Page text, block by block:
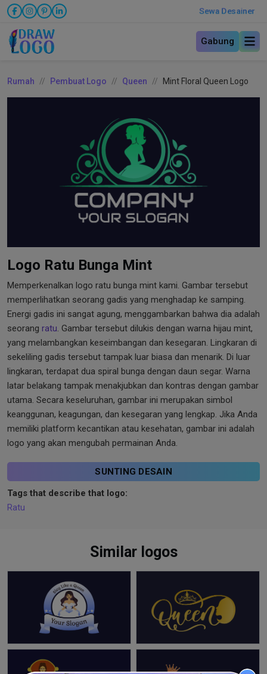
Sewa Desainer
Gabung
Rumah Pembuat Logo Queen Mint Floral Queen Logo
Logo Ratu Bunga Mint
Memperkenalkan logo ratu bunga mint kami. Gambar tersebut
memperlihatkan seorang gadis yang menghadap ke samping.
Energi gadis ini sangat agung, menggambarkan bahwa dia adalah
seorang ratu . Gambar tersebut dilukis dengan warna hijau mint,
yang melambangkan keseimbangan dan kesegaran. Lingkaran di
sekeliling gadis tersebut tampak luar biasa dan menarik. Di luar
lingkaran, terdapat dua spiral bunga dengan daun segar. Warna
latar belakang tampak menakjubkan dan kontras dengan gambar
utama. Secara keseluruhan, gambar ini merupakan simbol
keanggunan, keagungan, dan kesegaran yang lengkap. Jika Anda
memiliki platform kecantikan atau kesehatan, gambar ini adalah
logo yang akan mengubah permainan Anda.
SUNTING DESAIN
Tags that describe that logo:
Ratu
Similar logos